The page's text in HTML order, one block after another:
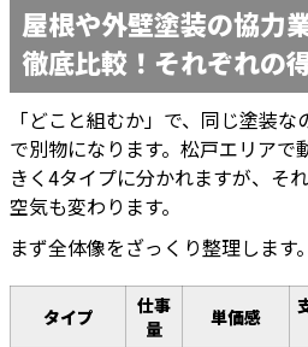
屋根や外壁塗装の協力
徹底比較！それぞれの
「どこと組むか」で、同じ塗装
で別物になります。松戸エリアで
きく4タイプに分かれますが、そ
空気も変わります。
まず全体像をざっくり整理します。
タイプ
仕事
量
単価感